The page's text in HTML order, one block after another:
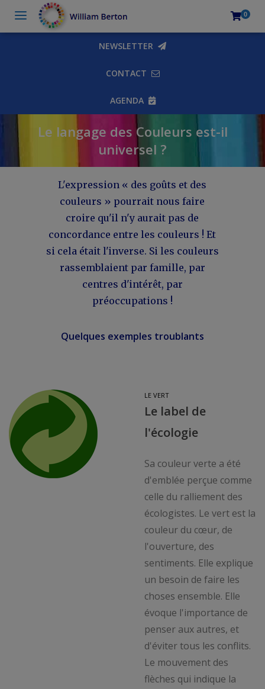
0
NEWSLETTER
CONTACT
AGENDA
Le langage des Couleurs est-il
universel ?
L'expression « des goûts et des
couleurs » pourrait nous faire
croire qu'il n'y aurait pas de
concordance entre les couleurs ! Et
si cela était l'inverse. Si les couleurs
rassemblaient par famille, par
centres d'intérêt, par
préoccupations !
Quelques exemples troublants
LE VERT
Le label de
l'écologie
Sa couleur verte a été
d'emblée perçue comme
celle du ralliement des
écologistes. Le vert est la
couleur du cœur, de
l'ouverture, des
sentiments. Elle explique
un besoin de faire les
choses ensemble. Elle
évoque l'importance de
penser aux autres, et
d'éviter tous les conflits.
Le mouvement des
flèches qui indique la